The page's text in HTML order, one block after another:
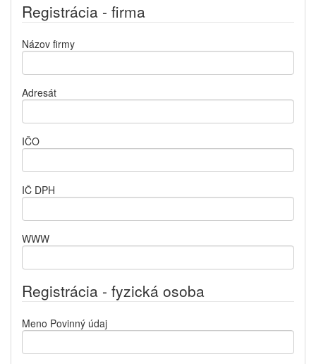
Registrácia - firma
Názov firmy
Adresát
IČO
IČ DPH
WWW
Registrácia - fyzická osoba
Meno Povinný údaj